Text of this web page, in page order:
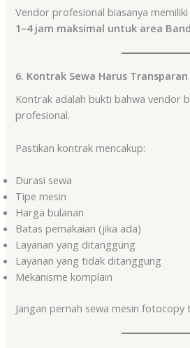
Vendor profesional biasanya
1–4 jam maksimal untuk area
6. Kontrak Sewa Harus Transparan
Kontrak adalah bukti bahwa vendor
profesional.
Pastikan kontrak mencakup:
Durasi sewa
Tipe mesin
Harga bulanan
Batas pemakaian (jika ada)
Layanan yang ditanggung
Layanan yang tidak ditanggung
Mekanisme komplain
Jangan pernah sewa mesin